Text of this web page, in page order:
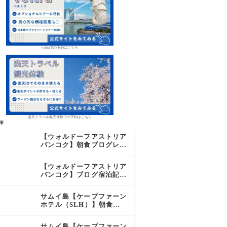
veltraでの予約はこちら
楽天トラベル観光体験での予約はこちら
【ウォルドーフアストリア
バンコク】朝食ブログレビ
ー&豊富なビュッフェを2
日間徹底レポ
【ウォルドーフアストリア
バンコク】ブログ宿泊記｜
ダイヤモンド特典まとめ
サムイ島【ケープファーン
ホテル（SLH）】朝食ブ
×至福のセミビュッフェを